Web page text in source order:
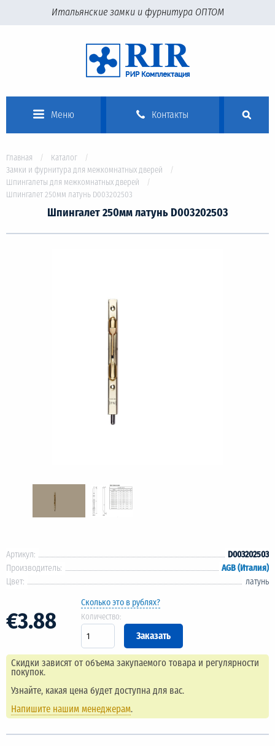
Итальянские замки и фурнитура ОПТОМ
Меню Контакты
Главная
Каталог
Замки и фурнитура для межкомнатных дверей
Шпингалеты для межкомнатных дверей
Шпингалет 250мм латунь D003202503
Шпингалет 250мм латунь D003202503
Артикул:
D003202503
Производитель:
AGB (Италия)
Цвет:
латунь
€3.88
Сколько это в рублях?
Количество:
Скидки зависят от объема закупаемого товара и регулярности
покупок.
Узнайте, какая цена будет доступна для вас.
Напишите нашим менеджерам.